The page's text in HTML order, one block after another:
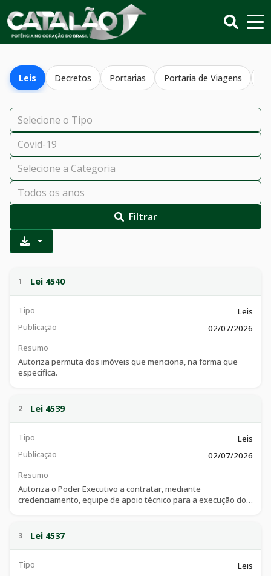
Leis Decretos Portarias Portaria de Viagens
Filtrar
1 Lei 4540
Tipo Leis
Publicação 02/07/2026
Resumo
Autoriza permuta dos imóveis que menciona, na forma que
especifica.
2 Lei 4539
Tipo Leis
Publicação 02/07/2026
Resumo
Autoriza o Poder Executivo a contratar, mediante
credenciamento, equipe de apoio técnico para a execução do
outras providências.
3 Lei 4537
Tipo Leis